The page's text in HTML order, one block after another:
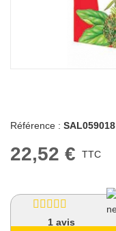
Référence : SAL059018
22,52 € TTC
1avis